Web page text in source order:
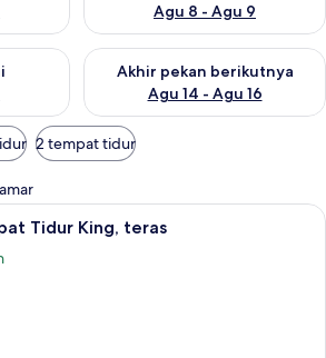
Agu 8 - Agu 9
akhir pekan ini Agu 7 - Agu 9
Akhir pekan berikutnya
Agu 14 - Agu 16
Periksa ketersediaan untuk
2 tempat tidur
Tidur King, teras